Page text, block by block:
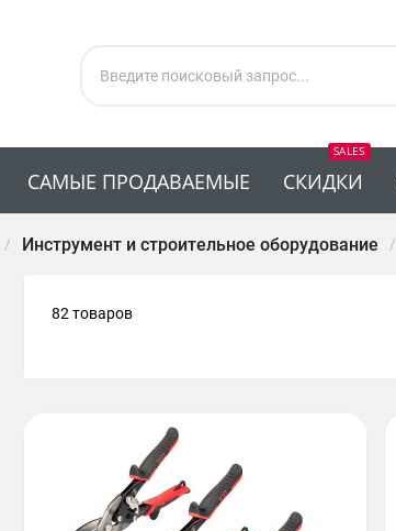
САМЫЕ ПРОДАВАЕМЫЕ СКИДКИ
SALES
Инструмент и строительное оборудование
82 товаров